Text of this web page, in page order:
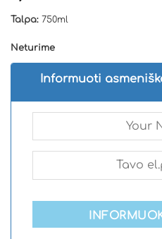
įvertinimų:
Talpa: 750ml
Neturime
Informuoti